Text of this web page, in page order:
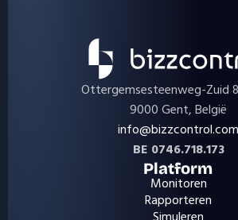
Ottergemsesteenweg-Zuid
9000 Gent, België
info@bizzcontrol.com
BE 0746.718.173
Platform
Monitoren
Rapporteren
Simuleren